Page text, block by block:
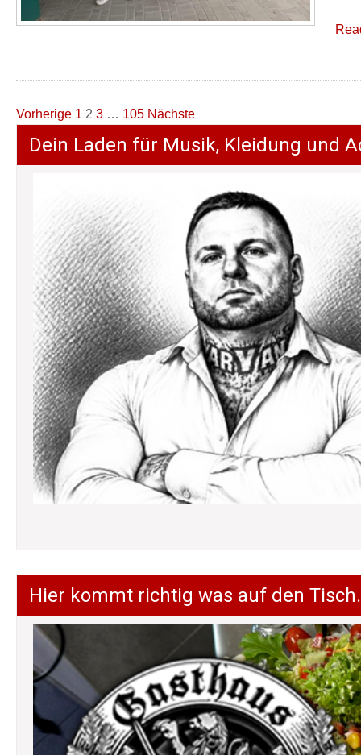
Seitennummerierung
der
Beiträge
Vorherige 1 2 3 … 105 Nächste
Dein Laden für Musik, Kleidung und
Hier kommt richtig was auf den Tisch.